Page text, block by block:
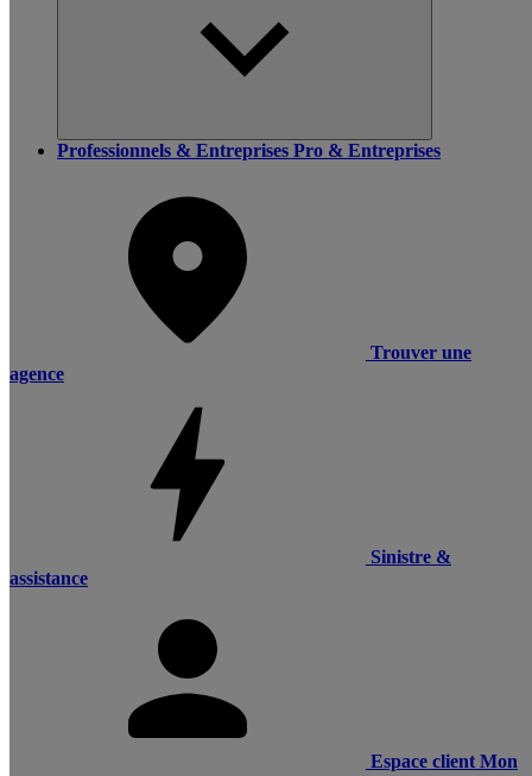
Professionnels & Entreprises Pro & Entreprises
Trouver une
agence
Sinistre &
assistance
Espace client Mon